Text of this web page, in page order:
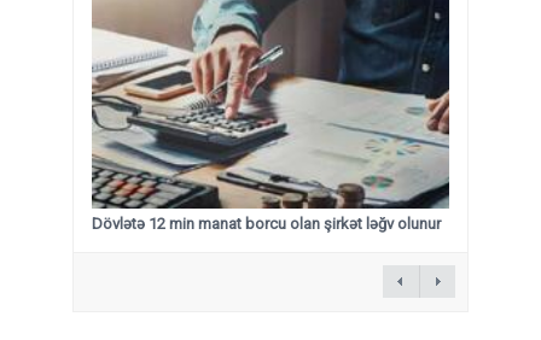
Dövlətə 12 min manat borcu olan şirkət ləğv olunur